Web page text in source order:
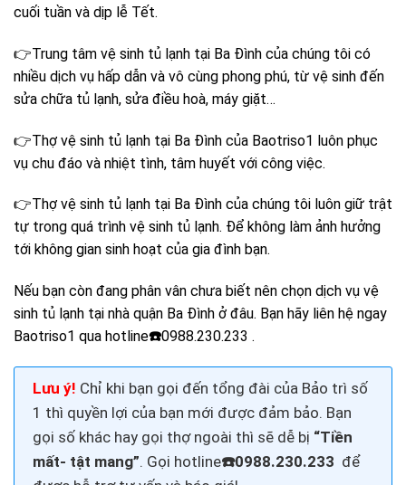
cuối tuần và dịp lễ Tết.
👉Trung tâm vệ sinh tủ lạnh tại Ba Đình của chúng tôi có
nhiều dịch vụ hấp dẫn và vô cùng phong phú, từ vệ sinh đến
sửa chữa tủ lạnh, sửa điều hoà, máy giặt…
👉Thợ vệ sinh tủ lạnh tại Ba Đình của Baotriso1 luôn phục
vụ chu đáo và nhiệt tình, tâm huyết với công việc.
👉Thợ vệ sinh tủ lạnh tại Ba Đình của chúng tôi luôn giữ trật
tự trong quá trình vệ sinh tủ lạnh. Để không làm ảnh hưởng
tới không gian sinh hoạt của gia đình bạn.
Nếu bạn còn đang phân vân chưa biết nên chọn dịch vụ vệ
sinh tủ lạnh tại nhà quận Ba Đình ở đâu. Bạn hãy liên hệ ngay
Baotriso1 qua hotline☎️0988.230.233 .
Lưu ý! Chỉ khi bạn gọi đến tổng đài của Bảo trì số
1 thì quyền lợi của bạn mới được đảm bảo. Bạn
gọi số khác hay gọi thợ ngoài thì sẽ dễ bị “Tiền
mất- tật mang”. Gọi hotline☎️0988.230.233 để